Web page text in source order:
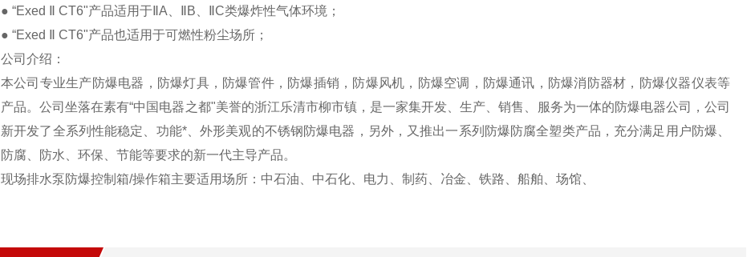
● “Exed Ⅱ CT6"产品适用于ⅡA、ⅡB、ⅡC类爆炸性气体环境；
● “Exed Ⅱ CT6"产品也适用于可燃性粉尘场所；
公司介绍：
本公司专业生产防爆电器，防爆灯具，防爆管件，防爆插销，防爆风机，防爆空调，防爆通讯，防爆消防器材，防爆仪器仪表等
产品。公司坐落在素有“中国电器之都"美誉的浙江乐清市柳市镇，是一家集开发、生产、销售、服务为一体的防爆电器公司，公司
新开发了全系列性能稳定、功能*、外形美观的不锈钢防爆电器，另外，又推出一系列防爆防腐全塑类产品，充分满足用户防爆、
防腐、防水、环保、节能等要求的新一代主导产品。
现场排水泵防爆控制箱/操作箱主要适用场所：中石油、中石化、电力、制药、冶金、铁路、船舶、场馆、